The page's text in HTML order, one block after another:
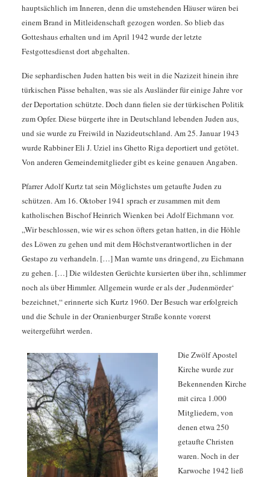
hauptsächlich im Inneren, denn die umstehenden Häuser wären bei
einem Brand in Mitleidenschaft gezogen worden. So blieb das
Gotteshaus erhalten und im April 1942 wurde der letzte
Festgottesdienst dort abgehalten.
Die sephardischen Juden hatten bis weit in die Nazizeit hinein ihre
türkischen Pässe behalten, was sie als Ausländer für einige Jahre vor
der Deportation schützte. Doch dann fielen sie der türkischen Politik
zum Opfer. Diese bürgerte ihre in Deutschland lebenden Juden aus,
und sie wurde zu Freiwild in Nazideutschland. Am 25. Januar 1943
wurde Rabbiner Eli J. Uziel ins Ghetto Riga deportiert und getötet.
Von anderen Gemeindemitglieder gibt es keine genauen Angaben.
Pfarrer Adolf Kurtz tat sein Möglichstes um getaufte Juden zu
schützen. Am 16. Oktober 1941 sprach er zusammen mit dem
katholischen Bischof Heinrich Wienken bei Adolf Eichmann vor.
„Wir beschlossen, wie wir es schon öfters getan hatten, in die Höhle
des Löwen zu gehen und mit dem Höchstverantwortlichen in der
Gestapo zu verhandeln. […] Man warnte uns dringend, zu Eichmann
zu gehen. […] Die wildesten Gerüchte kursierten über ihn, schlimmer
noch als über Himmler. Allgemein wurde er als der ‚Judenmörder‘
bezeichnet,“ erinnerte sich Kurtz 1960. Der Besuch war erfolgreich
und die Schule in der Oranienburger Straße konnte vorerst
weitergeführt werden.
Die Zwölf Apostel
Kirche wurde zur
Bekennenden Kirche
mit circa 1.000
Mitgliedern, von
denen etwa 250
getaufte Christen
waren. Noch in der
Karwoche 1942 ließ